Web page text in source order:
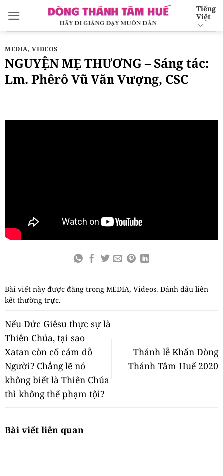
qua
nội
dung
Tiếng
Việt
MEDIA,VIDEOS
NGUYỆN MẸ THƯƠNG – Sáng tác:
Lm. Phêrô Vũ Văn Vượng, CSC
Bài viết này được đăng trong MEDIA, Videos. Đánh dấu liên
kết thường trực.
Nếu Đức Giêsu thực sự là
Thiên Chúa, tại sao
Xatan còn cố cám dỗ
Người? Chẳng lẽ nó
không biết là Thiên Chúa
thì không thể phạm tội?
Thánh lễ Khấn Dòng
Thánh Tâm Huế 2020
Bài viết liên quan